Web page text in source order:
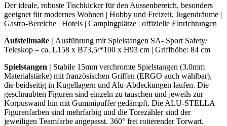
Der ideale, robuste Tischkicker für den Aussenbereich, besonders
geeignet für modernes Wohnen | Hobby und Freizeit, Jugendräume |
Gastro-Bereiche | Hotels | Campingplätze | offizielle Einrichtungen
Aufstellmaße | Ausführung mit Spielstangen SA- Sport Safety/
Teleskop – ca. L158 x B73,5/*100 x H93 cm | Griffhöhe: 84 cm
Spielstangen | Stabile 15mm verchromte Spielstangen (3,0mm
Materialstärke) mit französischen Griffen (ERGO auch wählbar),
die beidseitig in Kugellagern und Alu-Abdeckungen laufen. Die
geschraubten Figuren sind einzeln zu tauschen und jeweils zur
Korpuswand hin mit Gummipuffer gedämpft. Die ALU-STELLA
Figurenfarben sind mehrfarbig und die Torezähler sind der
jeweiligen Teamfarbe angepasst. 360° frei rotierender Torwart.